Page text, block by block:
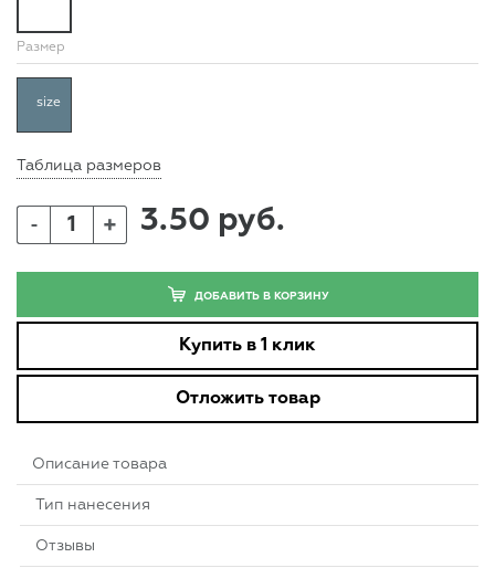
Размер
size
Таблица размеров
- + 3.50 руб.
ДОБАВИТЬ В КОРЗИНУ
Купить в 1 клик
Отложить товар
Описание товара
Тип нанесения
Отзывы